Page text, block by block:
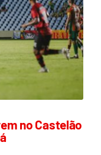
no Castelão